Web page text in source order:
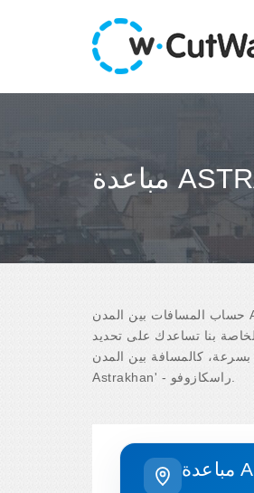
حساب المسافات بين المدن Astrakhan', راسكازوفو.
بنا تساعدك على تحديد
بسرعة، كالمسافة بين المدن